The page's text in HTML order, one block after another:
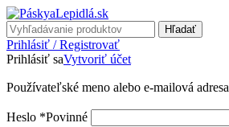
Hľadať
Prihlásiť / Registrovať
Prihlásiť saVytvoriť účet
Používateľské meno alebo e-mailová adresa
Heslo *Povinné